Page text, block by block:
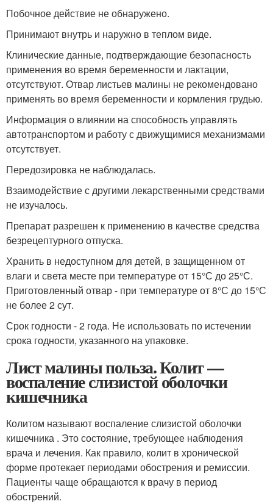
Побочное действие не обнаружено.
Принимают внутрь и наружно в теплом виде.
Клинические данные, подтверждающие безопасность
применения во время беременности и лактации,
отсутствуют. Отвар листьев малины не рекомендовано
применять во время беременности и кормления грудью.
Информация о влиянии на способность управлять
автотранспортом и работу с движущимися механизмами
отсутствует.
Передозировка не наблюдалась.
Взаимодействие с другими лекарственными средствами
не изучалось.
Препарат разрешен к применению в качестве средства
безрецептурного отпуска.
Хранить в недоступном для детей, в защищенном от
влаги и света месте при температуре от 15°С до 25°С.
Приготовленный отвар - при температуре от 8°С до 15°С
не более 2 сут.
Срок годности - 2 года. Не использовать по истечении
срока годности, указанного на упаковке.
Лист малины польза. Колит —
воспаление слизистой оболочки
кишечника
Колитом называют воспаление слизистой оболочки
кишечника . Это состояние, требующее наблюдения
врача и лечения. Как правило, колит в хронической
форме протекает периодами обострения и ремиссии.
Пациенты чаще обращаются к врачу в период
обострений.